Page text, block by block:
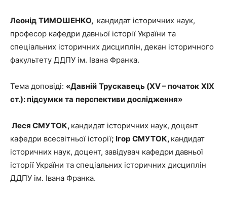
Леонід ТИМОШЕНКО, кандидат історичних наук,
професор кафедри давньої історії України та
спеціальних історичних дисциплін, декан історичного
факультету ДДПУ ім. Івана Франка.
Тема доповіді: «Давній Трускавець (XV–початок ХІХ
ст.):підсумки та перспективи дослідження»
Леся СМУТОК, кандидат історичних наук, доцент
кафедри всесвітньої історії; Ігор СМУТОК, кандидат
історичних наук, доцент, завідувач кафедри давньої
історії України та спеціальних історичних дисциплін
ДДПУ ім. Івана Франка.